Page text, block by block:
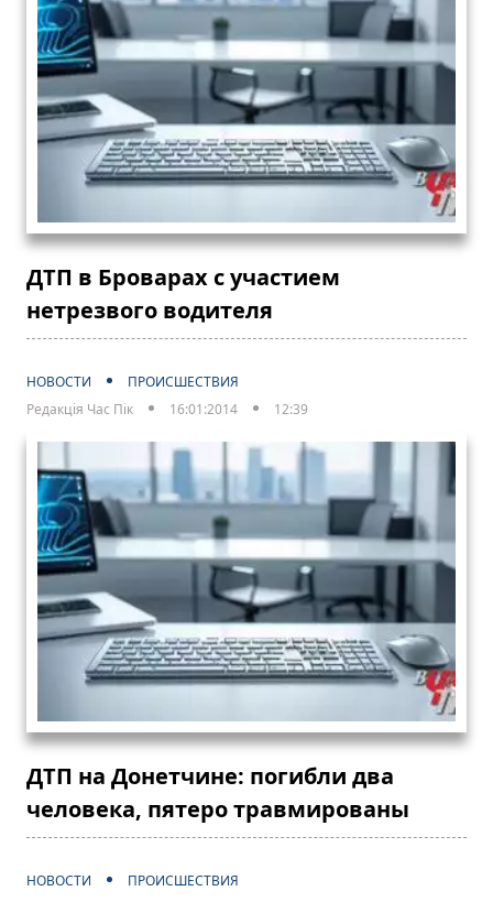
ДТП в Броварах с участием
нетрезвого водителя
НОВОСТИ
ПРОИСШЕСТВИЯ
Редакція Час Пік
16:01:2014 12:39
ДТП на Донетчине: погибли два
человека, пятеро травмированы
НОВОСТИ
ПРОИСШЕСТВИЯ